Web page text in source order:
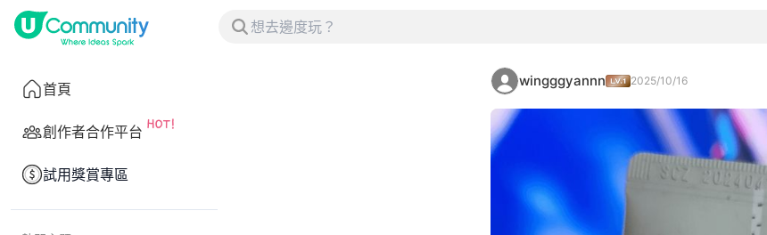
首頁
創作者合作平台
試用獎賞專區
wingggyannn 2025/10/16